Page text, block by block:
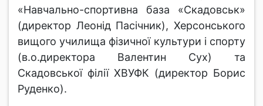
«Навчально-спортивна база «Скадовськ»
(директор Леонід Пасічник), Херсонського
вищого училища фізичної культури і спорту
(в.о.директора Валентин Сух) та
Скадовської філії ХВУФК (директор Борис
Руденко).